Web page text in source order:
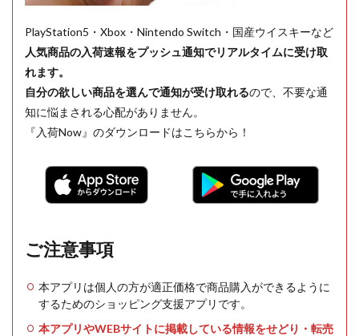
PlayStation5・Xbox・Nintendo Switch・国産ウイスキーなど
人気商品の入荷速報をプッシュ通知でリアルタイムに受け取
れます。
自分の欲しい商品を選んで通知が受け取れるので、不要な通
知に悩まされる心配がありません。
『入荷Now』のダウンロードはこちらから！
ご注意事項
本アプリは個人の方が適正価格で商品購入ができるように
するためのショッピング支援アプリです。
本アプリやWEBサイトに掲載している情報をせどり・転売